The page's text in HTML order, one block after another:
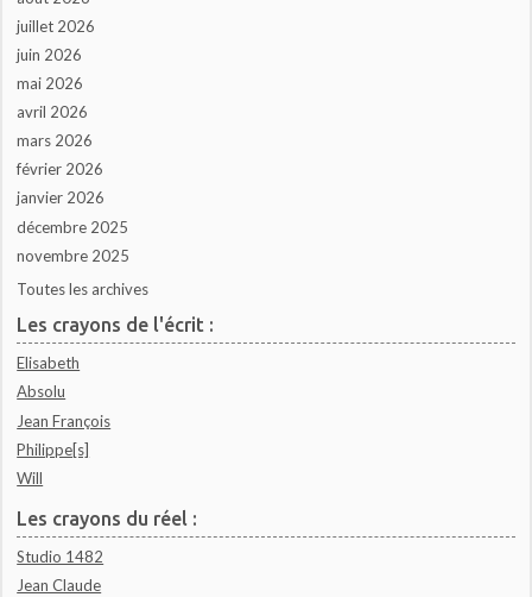
juillet 2026
juin 2026
mai 2026
avril 2026
mars 2026
février 2026
janvier 2026
décembre 2025
novembre 2025
Toutes les archives
Les crayons de l'écrit :
Elisabeth
Absolu
Jean François
Philippe[s]
Will
Les crayons du réel :
Studio 1482
Jean Claude